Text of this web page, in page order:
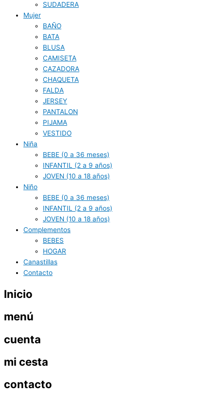
SUDADERA
Mujer
BAÑO
BATA
BLUSA
CAMISETA
CAZADORA
CHAQUETA
FALDA
JERSEY
PANTALON
PIJAMA
VESTIDO
Niña
BEBE (0 a 36 meses)
INFANTIL (2 a 9 años)
JOVEN (10 a 18 años)
Niño
BEBE (0 a 36 meses)
INFANTIL (2 a 9 años)
JOVEN (10 a 18 años)
Complementos
BEBES
HOGAR
Canastillas
Contacto
Inicio
menú
cuenta
mi cesta
contacto